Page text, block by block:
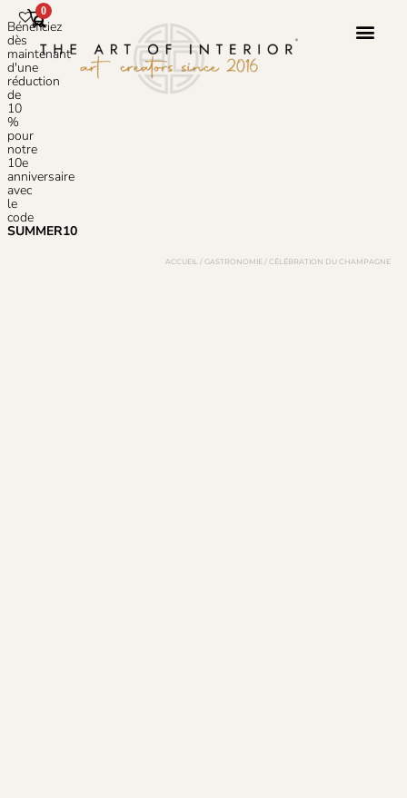
Bénéficiez
dès
maintenant
d'une
réduction
de
10
%
pour
notre
10e
anniversaire
avec
le
code
SUMMER10
0
ACCUEIL / GASTRONOMIE / CÉLÉBRATION DU CHAMPAGNE